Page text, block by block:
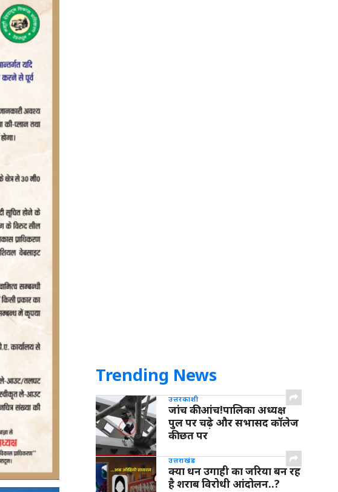
Trending News
उत्तरकाशी
जांच की आंच!पालिका अध्यक्ष
पुल पर चढ़े और सभासद कॉलेज
की छत पर
उत्तराखंड
क्या धन उगाही का जरिया बन रह
है शराब विरोधी आंदोलन..?